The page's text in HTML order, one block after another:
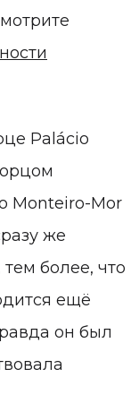
Palácio
Monteiro-Mor
же
более, что
ещё
он был